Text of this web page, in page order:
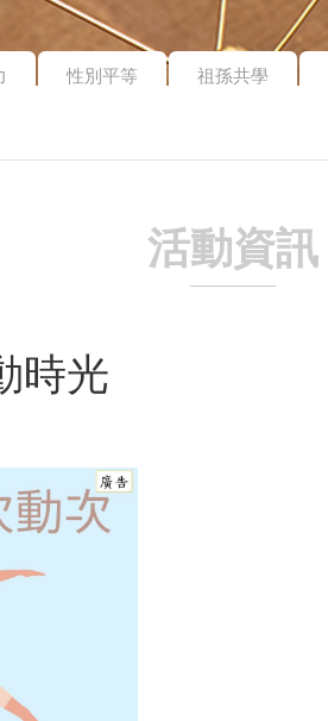
性別平等 祖孫共學
活動資訊
時光